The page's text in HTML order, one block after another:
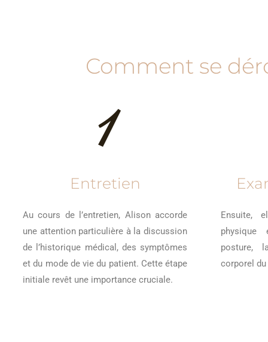
Comment se
1
Entretien
Au cours de l’entretien, Alison accorde
une attention particulière à la discussion
de l’historique médical, des symptômes
et du mode de vie du patient. Cette étape
initiale revêt une importance cruciale.
Ensuite,
physique
posture,
corporel